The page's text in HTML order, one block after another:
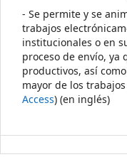
- Se permite y se
trabajos
institucionales o en
proceso de envío,
productivos, así
mayor de los
Access) (en inglés)